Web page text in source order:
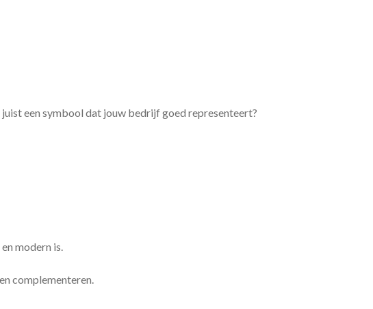
een symbool dat jouw bedrijf goed representeert?
modern is.
complementeren.